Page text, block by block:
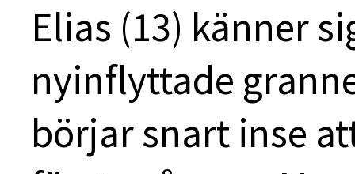
Elias (13) känner
nyinflyttade
börjar snart inse